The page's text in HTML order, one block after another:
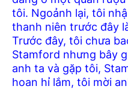
tôi. Ngoảnh lại, tôi
thanh niên trước đây
Trước đây, tôi chưa
Stamford nhưng bây
anh ta và gặp tôi,
hoan hỉ lắm, tôi mời